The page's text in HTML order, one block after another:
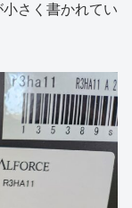
さく書かれてい